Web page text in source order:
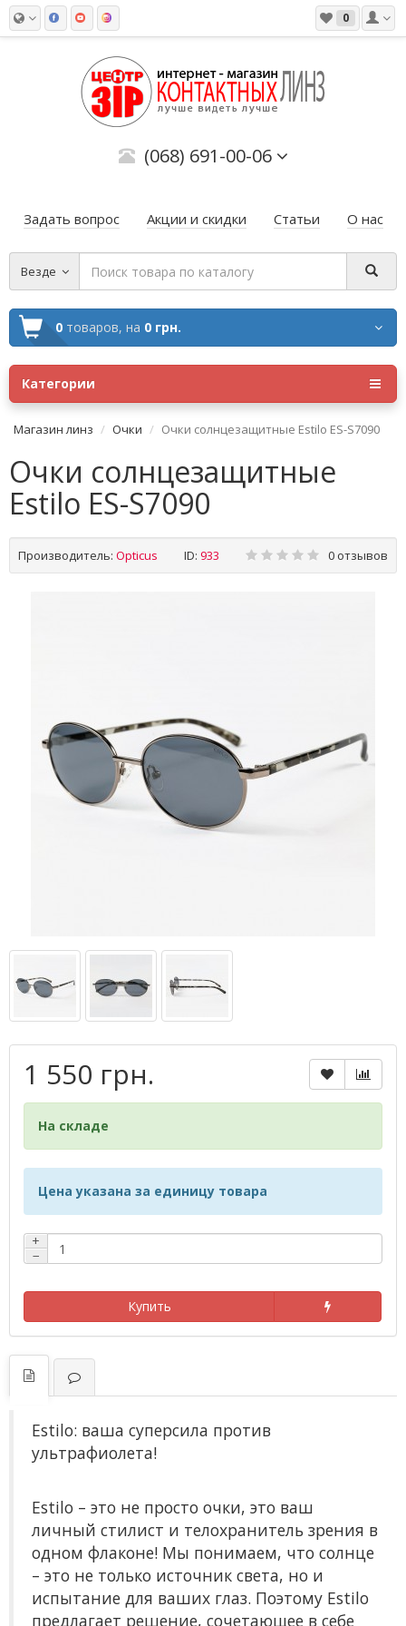
0
(068) 691-00-06
Задать вопрос Акции и скидки Статьи О нас
Везде
0 товаров, на 0 грн.
Категории
Магазин линз Очки Очки солнцезащитные Estilo ES-S7090
Очки солнцезащитные
Estilo ES-S7090
Производитель: Opticus ID: 933 0 отзывов
1 550 грн.
На складе
Цена указана за единицу товара
+
−
Купить
Estilo: ваша суперсила против
ультрафиолета!
Estilo – это не просто очки, это ваш
личный стилист и телохранитель зрения в
одном флаконе! Мы понимаем, что солнце
– это не только источник света, но и
испытание для ваших глаз. Поэтому Estilo
предлагает решение, сочетающее в себе